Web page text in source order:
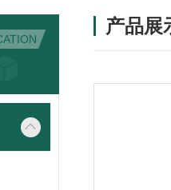
产品展